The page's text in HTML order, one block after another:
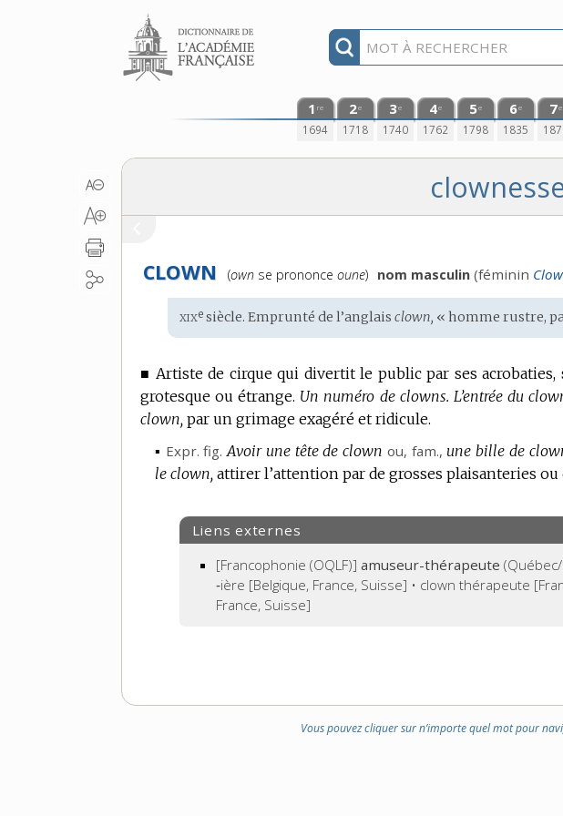
Aller au contenu
1 re
1694
2e
1718
3e
1740
4e
1762
5e
1798
6e
1835
7e
CLOWN
Prononciation
(own se prononceoune) nom masculin (féminin
Étymologie
:
xixe siècle. Emprunté de l’anglais clown, « homme rustre,
■ Artiste de cirque qui divertit le public par ses
grotesque ou étrange. Un numéro de clowns. L’entrée du
clown, par un grimage exagéré et ridicule.
▪ Expr. fig. Avoir une tête de clown ou, fam., une bille de
le clown, attirer l’attention par de grosses plaisanteries
Liens externes
[Francophonie (OQLF)] amuseur-thérapeute
‑ière [Belgique, France, Suisse] • clown thérapeute
France, Suisse]
Vous pouvez cliquer sur n’importe quel mot pour